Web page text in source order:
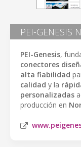
PEI-GENESIS
PEI-Genesis,
conectores
alta fiabilidad
calidad y la
personalizadas
producción en